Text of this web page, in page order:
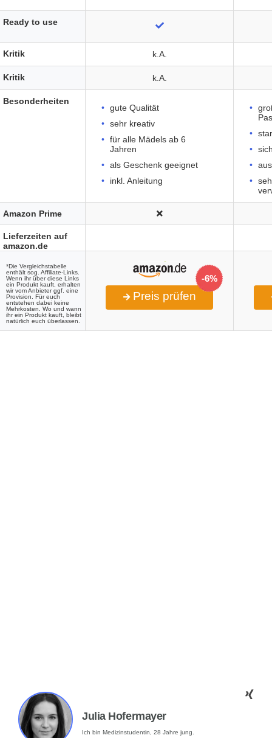
k.A.
k.A.
gute Qualität
sehr kreativ
für alle Mädels ab 6
Jahren
als Geschenk geeignet
inkl. Anleitung
-6%
Preis prüfen
Ready to use
Kritik
Kritik
Besonderheiten
Amazon Prime
Lieferzeiten auf
amazon.de
*Die Vergleichstabelle
enthält sog. Affiliate-Links.
Wenn ihr über diese Links
ein Produkt kauft, erhalten
wir vom Anbieter ggf. eine
Provision. Für euch
entstehen dabei keine
Mehrkosten. Wo und wann
ihr ein Produkt kauft, bleibt
natürlich euch überlassen.
Julia Hofermayer
Ich bin Medizinstudentin, 28 Jahre jung.